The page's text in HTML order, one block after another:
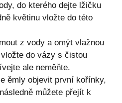
do kterého dejte lžičku
květinu vložte do této
z vody a omýt vlažnou
do vázy s čistou
ale neměňte.
ěmly objevit první kořínky,
můžete přejít k